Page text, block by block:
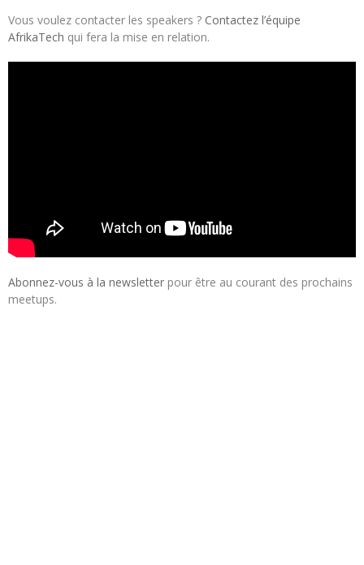
Vous voulez contacter les speakers ? Contactez l’équipe
AfrikaTech qui fera la mise en relation.
Abonnez-vous à la newsletter pour être au courant des prochains
meetups.